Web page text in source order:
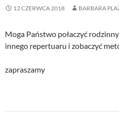
12 CZERWCA 2018 BARBARA
Moga Państwo połaczyć
innego repertuaru i zobaczyć
zapraszamy